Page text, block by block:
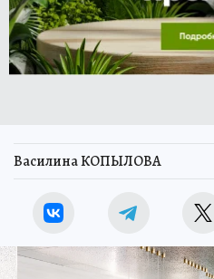
Василина КОПЫЛОВА